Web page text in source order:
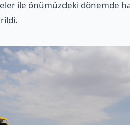
ile önümüzdeki dönemde